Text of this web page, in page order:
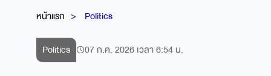
หน้าแรก Politics
Politics 07 ก.ค. 2026 เวลา 6:54 น.